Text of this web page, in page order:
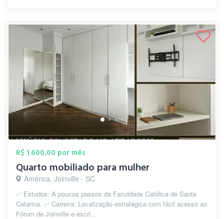
R$ 1.600,00 por mês
Quarto mobiliado para mulher
América, Joinville - SC
✅ Estudos: A poucos passos da Faculdade Católica de Santa
Catarina. ✅ Carreira: Localização estratégica com fácil acesso ao
Fórum de Joinville e escri...